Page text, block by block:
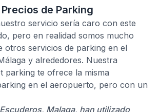
de Parking
servicio sería caro con este
pero en realidad somos mucho
otros servicios de parking en el
y alrededores. Nuestra
parking te ofrece la misma
en el aeropuerto, pero con un
Malaga, han utilizado